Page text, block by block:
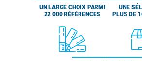
UN LARGE CHOIX PARMI
22 000 RÉFÉRENCES
UNE
PLUS DE